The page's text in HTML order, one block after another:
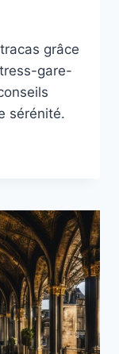
grâce
gare-
sérénité.